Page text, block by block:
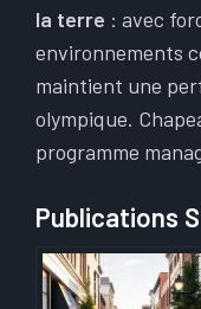
la terre : avec
environnements
maintient une
olympique.
programme
Publications